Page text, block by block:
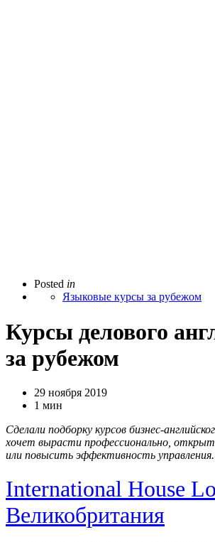
Posted in
Языковые курсы за рубежом
Курсы делового
за рубежом
29 ноября 2019
1 мин
Сделали подборку курсов бизнес-
хочет вырасти профессионально,
или повысить эффективность управления.
International House
Великобритания